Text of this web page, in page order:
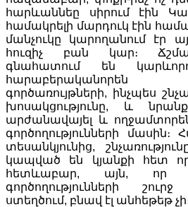
հարևաննեը սիրում էին
համակրելի մարդուկ էին
մանչուկը կարողանում էր
հուզիչ բան կար։
գնահատում են
հարաբերականորեն
գործառույթների, ինչպես
խոսակցությունը, և
արժանավայել և
գործողությունների
տեսանկյունից,
կապված են կյանքի հետ
հետևաբար, այն, որ
գործողությունների
ստեղծում, բնավ էլ անհեթեթ